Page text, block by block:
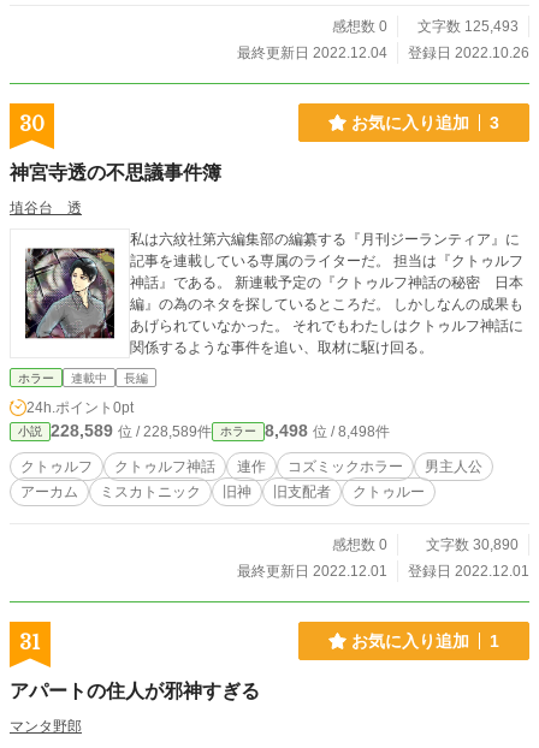
感想数 0
文字数 125,493
最終更新日 2022.12.04
登録日 2022.10.26
30 お気に入り追加 3
神宮寺透の不思議事件簿
埴谷台 透
私は六紋社第六編集部の編纂する『月刊ジーランティア』に
記事を連載している専属のライターだ。 担当は『クトゥルフ
神話』である。 新連載予定の『クトゥルフ神話の秘密 日本
編』の為のネタを探しているところだ。 しかしなんの成果も
あげられていなかった。 それでもわたしはクトゥルフ神話に
関係するような事件を追い、取材に駆け回る。
ホラー 連載中 長編
24h.ポイント 0pt
小説 228,589 位 / 228,589件 ホラー 8,498 位 / 8,498件
クトゥルフ クトゥルフ神話 連作 コズミックホラー
男主人公
アーカム
ミスカトニック 旧神 旧支配者 クトゥルー
感想数 0
文字数 30,890
最終更新日 2022.12.01
登録日 2022.12.01
31 お気に入り追加 1
アパートの住人が邪神すぎる
マンタ野郎